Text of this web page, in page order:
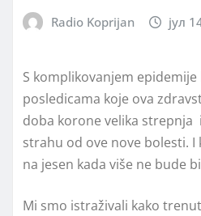
Radio Koprijan јул
S komplikovanjem
posledicama koje ova
doba korone velika strepnja
strahu od ove nove bolesti.
na jesen kada više ne bude
Mi smo istraživali kako